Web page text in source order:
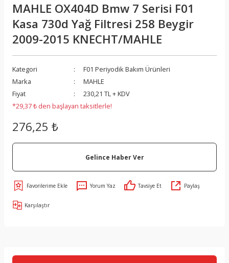
MAHLE OX404D Bmw 7 Serisi F01
Kasa 730d Yağ Filtresi 258 Beygir
2009-2015 KNECHT/MAHLE
Kategori
F01 Periyodik Bakım Ürünleri
Marka
MAHLE
Fiyat
230,21 TL + KDV
*29,37 ₺ den başlayan taksitlerle!
276,25 ₺
Gelince Haber Ver
Yorum Yaz Tavsiye Et Paylaş
Karşılaştır